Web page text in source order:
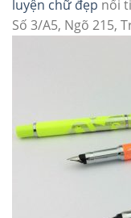
luyện chữ đẹp nổi
Số 3/A5, Ngõ 215,